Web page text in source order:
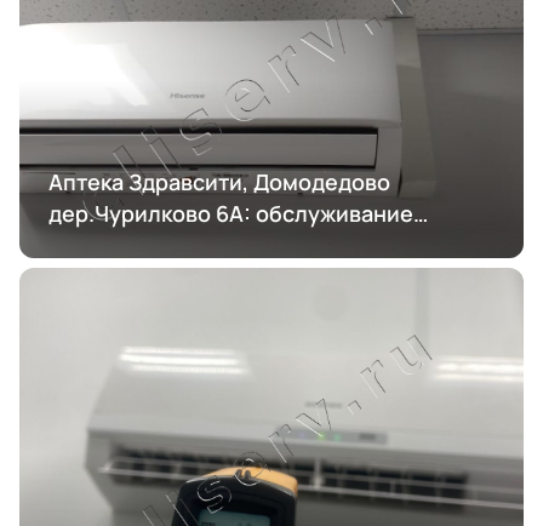
Аптека Здравсити, Домодедово
дер.Чурилково 6А: обслуживание